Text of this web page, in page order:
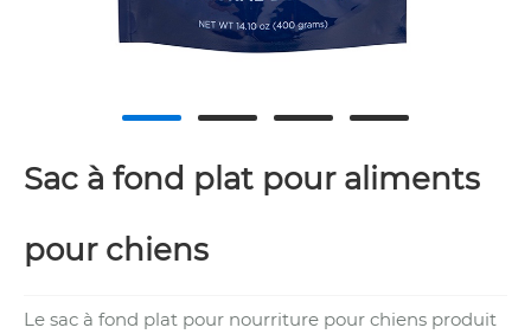
Sac à fond plat pour aliments
pour chiens
Le sac à fond plat pour nourriture pour chiens produit